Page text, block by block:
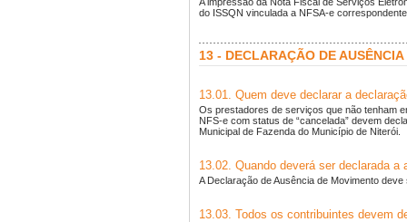
do ISSQN vinculada a NFSA-e
13 - DECLARAÇÃO DE
13.01. Quem deve declarar a
Os prestadores de serviços que não tenham
NFS-e com status de “cancelada” devem
Municipal de Fazenda do Município de Niterói.
13.02. Quando deverá ser declarada a
A Declaração de Ausência de Movimento
13.03. Todos os contribuintes devem